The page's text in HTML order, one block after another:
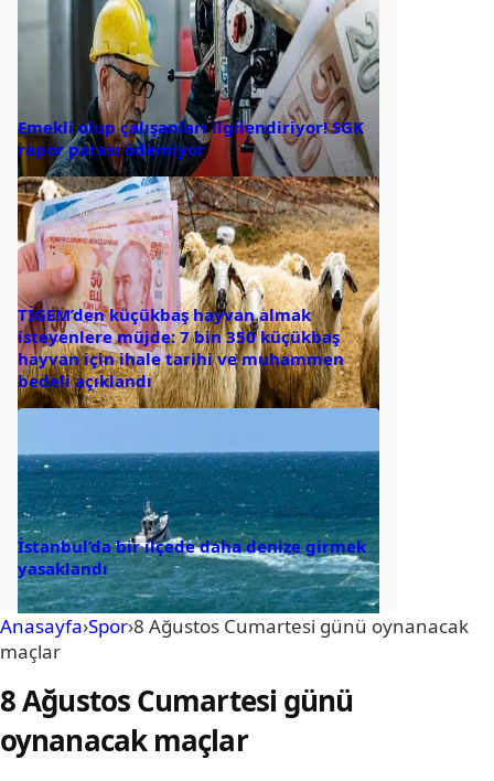
Emekli olup çalışanları ilgilendiriyor! SGK
rapor parası ödemiyor
TİGEM’den küçükbaş hayvan almak
isteyenlere müjde: 7 bin 350 küçükbaş
hayvan için ihale tarihi ve muhammen
bedeli açıklandı
İstanbul’da bir ilçede daha denize girmek
yasaklandı
Anasayfa›Spor›8 Ağustos Cumartesi günü oynanacak
maçlar
8 Ağustos Cumartesi günü
oynanacak maçlar